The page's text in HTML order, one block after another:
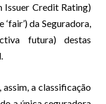
Issuer Credit Rating)
da Seguradora,
futura) destas
a classificação